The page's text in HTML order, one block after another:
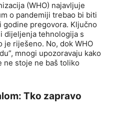
(WHO) najavljuje
o pandemiji trebao bi biti
godine pregovora. Ključno
dijeljenja tehnologija s
je riješeno. No, dok WHO
mnogi upozoravaju kako
ne stoje ne baš toliko
Tko zapravo